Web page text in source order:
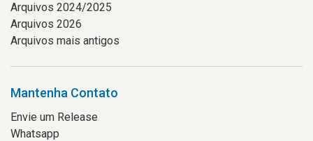
Arquivos 2024/2025
Arquivos 2026
Arquivos mais antigos
Mantenha Contato
Envie um Release
Whatsapp